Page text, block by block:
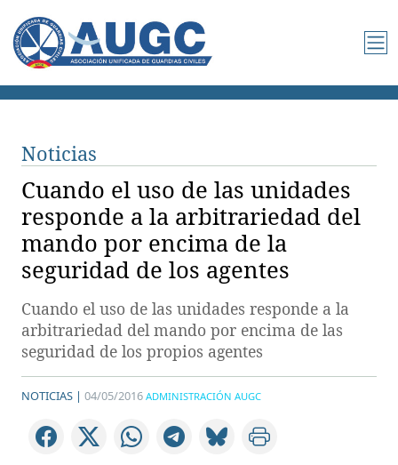
Noticias
Cuando el uso de las unidades
responde a la arbitrariedad del
mando por encima de la
seguridad de los agentes
Cuando el uso de las unidades responde a la
arbitrariedad del mando por encima de las
seguridad de los propios agentes
NOTICIAS | 04/05/2016 ADMINISTRACIÓN AUGC